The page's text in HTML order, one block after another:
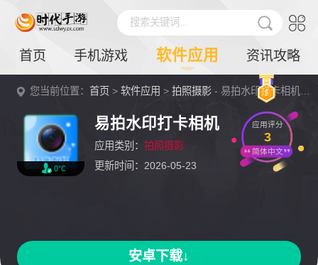
搜索关键词...
首页 手机游戏 软件应用 资讯攻略
您当前位置：首页 >软件应用 >拍照摄影 - 易拍水印打卡相机详情
0℃
易拍水印打卡相机
应用类别： 拍照摄影
更新时间：2026-05-23
应用评分
3
简体中文
安卓下载↓